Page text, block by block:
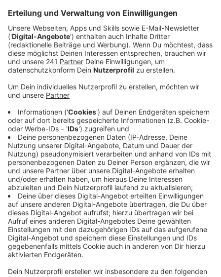
Anzeige
Keine Verletzten
Bei Eintreffen der Feuerwehr haben die Messwerte
keine Auffälligkeiten gezeigt. Dennoch wurde Schüler
mit möglichen Symptomen vom Rettungsdienst
untersucht und betreut – insgesamt waren es 55
Schüler. Die Unverletzten wurden nach der ärztlichen
Betreuung an die Eltern übergeben, eine Schülerin
wurde vorsorglich in eine Kinderklinik gebracht.
Anzeige